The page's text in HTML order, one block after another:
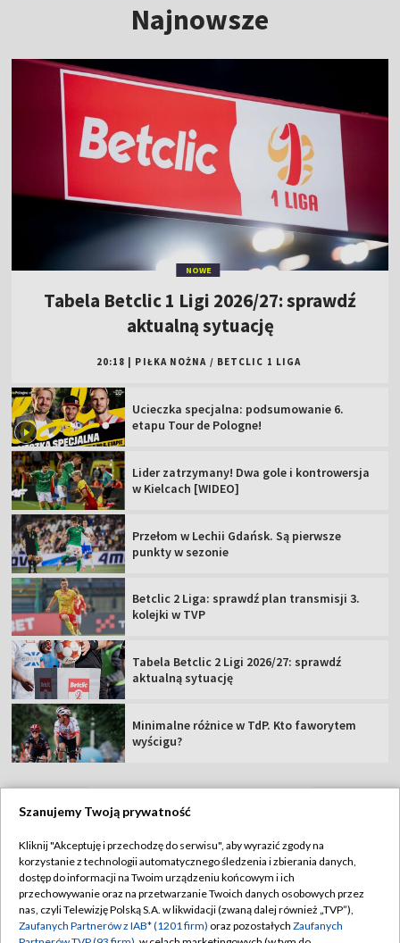
Najnowsze
NOWE
Tabela Betclic 1 Ligi 2026/27: sprawdź
aktualną sytuację
20:18 PIŁKA NOŻNA / BETCLIC 1 LIGA
Ucieczka specjalna: podsumowanie 6.
etapu Tour de Pologne!
Lider zatrzymany! Dwa gole i kontrowersja
w Kielcach [WIDEO]
Przełom w Lechii Gdańsk. Są pierwsze
punkty w sezonie
Betclic 2 Liga: sprawdź plan transmisji 3.
kolejki w TVP
Tabela Betclic 2 Ligi 2026/27: sprawdź
aktualną sytuację
Minimalne różnice w TdP. Kto faworytem
wyścigu?
Abonament TVP
Sklep TVP
Biuro Reklamy
Regulamin TVP
Polityka prywatności
Moje zgody
Szanujemy Twoją prywatność
Kliknij "Akceptuję i przechodzę do serwisu", aby wyrazić zgody na
korzystanie z technologii automatycznego śledzenia i zbierania danych,
dostęp do informacji na Twoim urządzeniu końcowym i ich
przechowywanie oraz na przetwarzanie Twoich danych osobowych przez
nas, czyli Telewizję Polską S.A. w likwidacji (zwaną dalej również „TVP”),
Zaufanych Partnerów z IAB* (1201 firm) oraz pozostałych Zaufanych